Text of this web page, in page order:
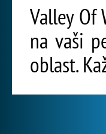
Valley Of
na vaši
oblast.